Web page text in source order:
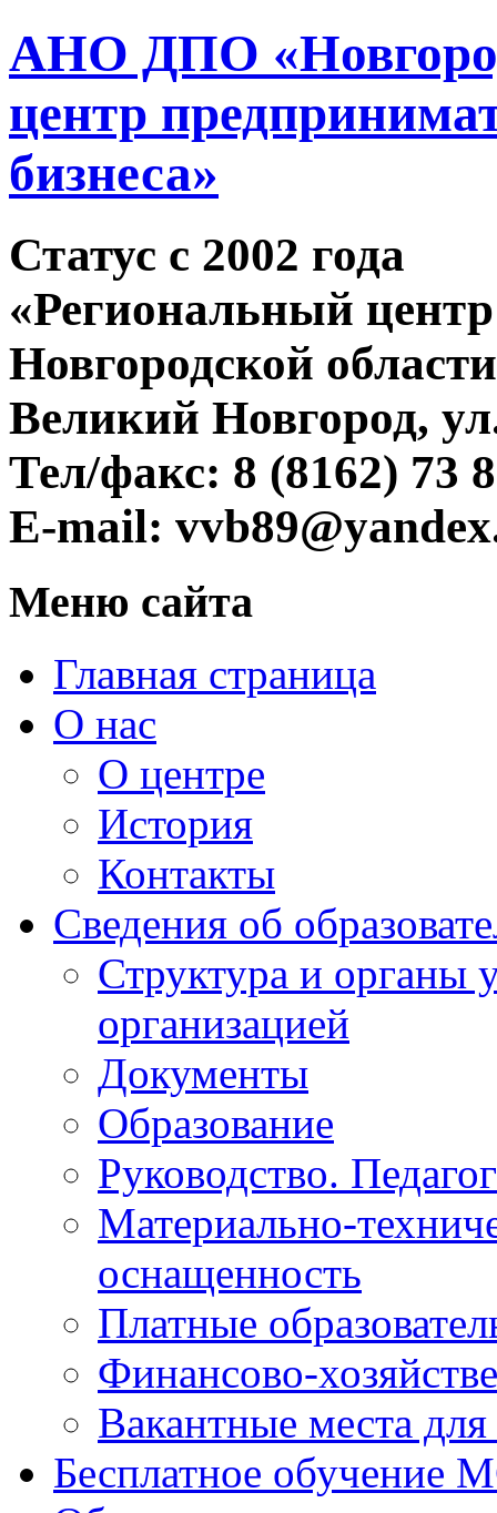
АНО ДПО
центр
бизнеса»
Статус c 2002 года
«Региональный
Новгородской
Великий Новгород,
Тел/факс: 8 (8162) 73
E-mail:
Меню сайта
Главная страница
О нас
О центре
История
Контакты
Сведения об
Структура и органы
организацией
Документы
Образование
Руководство.
Материально-
оснащенность
Платные
Финансово-
Вакантные места
Бесплатное обучение